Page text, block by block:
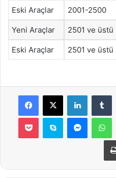
Eski Araçlar 2001-2500
Yeni Araçlar 2501 ve üstü
Eski Araçlar 2501 ve üstü
Facebook
X LinkedIn
Pocket Skype